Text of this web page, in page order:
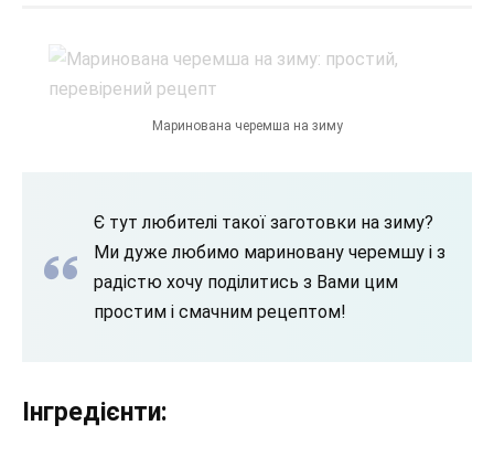
Маринована черемша на зиму
Є тут любителі такої заготовки на зиму?
Ми дуже любимо мариновану черемшу і з
радістю хочу поділитись з Вами цим
простим і смачним рецептом!
Інгредієнти: